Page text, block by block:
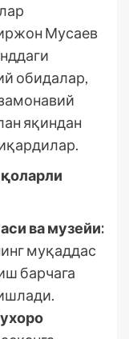
Мусаев
обидалар,
яқиндан
ва музейи:
муқаддас
барчага